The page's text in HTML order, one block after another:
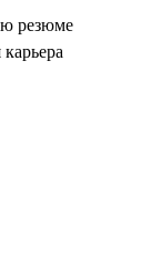
резюме